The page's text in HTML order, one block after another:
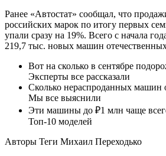
Ранее «Автостат» сообщал, что
российских марок по итогу первых
упали сразу на 19%. Всего с начала
219,7 тыс. новых машин
Вот на сколько в сентябре
Эксперты все рассказали
Сколько нераспроданных машин
Мы все выяснили
Эти машины до ₽1 млн чаще
Топ-10 моделей
Авторы Теги Михаил Переходько